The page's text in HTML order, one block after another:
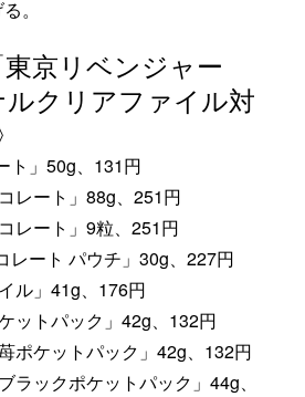
。
東京リベンジャー
クリアファイル対
ト」50g、131円
レート」88g、251円
レート」9粒、251円
レート パウチ」30g、227円
ル」41g、176円
ットパック」42g、132円
ポケットパック」42g、132円
ラックポケットパック」44g、